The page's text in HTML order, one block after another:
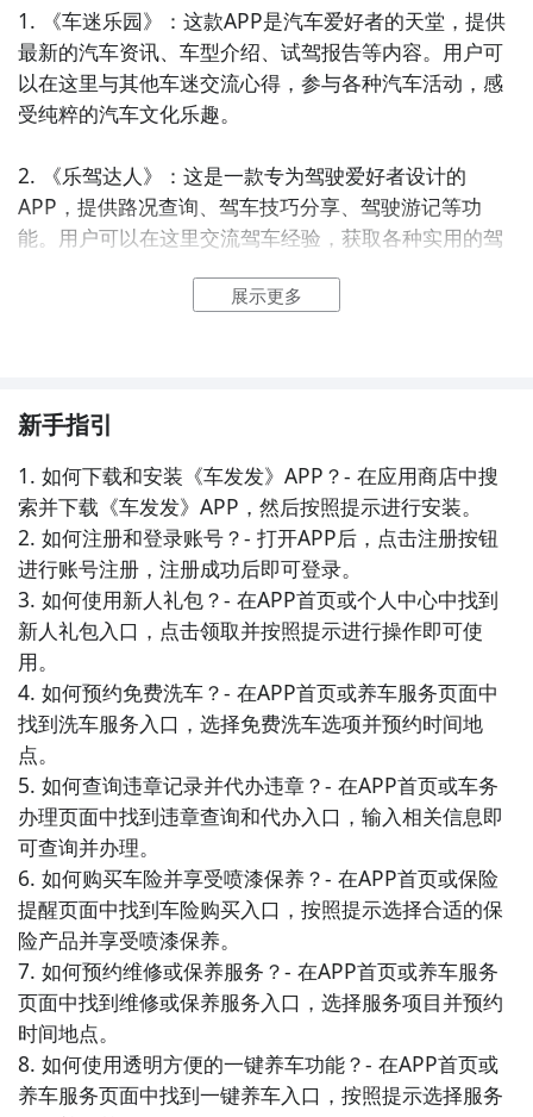
1. 《车迷乐园》：这款APP是汽车爱好者的天堂，提供
最新的汽车资讯、车型介绍、试驾报告等内容。用户可
以在这里与其他车迷交流心得，参与各种汽车活动，感
受纯粹的汽车文化乐趣。
2. 《乐驾达人》：这是一款专为驾驶爱好者设计的
APP，提供路况查询、驾车技巧分享、驾驶游记等功
能。用户可以在这里交流驾车经验，获取各种实用的驾
时了解道路状况，获取最佳的行车路线，还能通过提醒
4. 《车友会》：这是一个集结汽车爱好者的社交平台，
用户可以在这里创建属于自己的车友圈，与其他车友分
享心得，组织汽车相关的活动。此外，还有丰富的论坛
和资讯内容，满足用户对汽车的各种需求。
5. 《汽车百科》：这款APP为用户提供全面的汽车知识
库，包括车型介绍、汽车技术解析、汽车品牌历史等。
用户可以通过这个APP深入了解汽车的方方面面，并扩
展自己的汽车知识。
6. 《驾驶模拟器》：这是一款模拟驾驶体验的APP，用
户可以在虚拟的驾驶环境中学习驾驶技巧，提高自己的
驾驶水平。同时，还有各类驾驶挑战模式，让用户感受
真实的驾驶乐趣。
7. 《汽车保养助手》：这款APP提供汽车保养的全方位
指导，包括保养提醒、维修手册、故障排查等功能。用
户可以通过这个APP轻松管理自己的车辆保养，延长汽
车的使用寿命。
展示更多
新手指引
1. 如何下载和安装《车发发》APP？- 在应用商店中搜
索并下载《车发发》APP，然后按照提示进行安装。
2. 如何注册和登录账号？- 打开APP后，点击注册按钮
进行账号注册，注册成功后即可登录。
3. 如何使用新人礼包？- 在APP首页或个人中心中找到
新人礼包入口，点击领取并按照提示进行操作即可使
用。
4. 如何预约免费洗车？- 在APP首页或养车服务页面中
找到洗车服务入口，选择免费洗车选项并预约时间地
点。
5. 如何查询违章记录并代办违章？- 在APP首页或车务
办理页面中找到违章查询和代办入口，输入相关信息即
可查询并办理。
6. 如何购买车险并享受喷漆保养？- 在APP首页或保险
提醒页面中找到车险购买入口，按照提示选择合适的保
险产品并享受喷漆保养。
7. 如何预约维修或保养服务？- 在APP首页或养车服务
页面中找到维修或保养服务入口，选择服务项目并预约
时间地点。
8. 如何使用透明方便的一键养车功能？- 在APP首页或
养车服务页面中找到一键养车入口，按照提示选择服务